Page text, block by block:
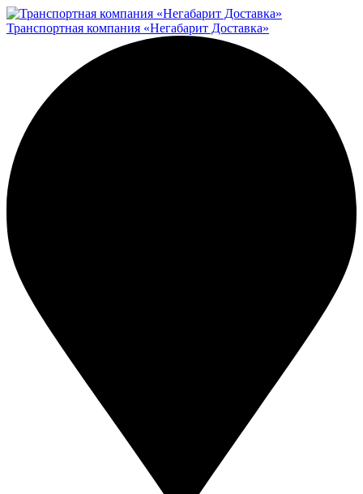
Транспортная компания «Негабарит Доставка»